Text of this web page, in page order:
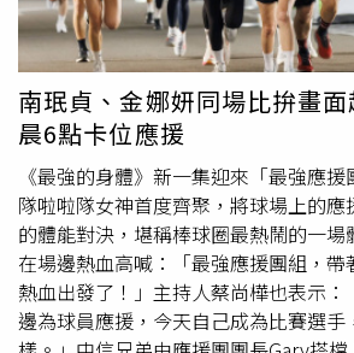
南珉貞、金娜妍同場比拚畫
晨6點卡位應援
《最強的身體》新一集迎來「最強應
隊啦啦隊女神首度齊聚，將球場上的
的體能對決，堪稱棒球圈最熱鬧的一
在場邊熱血高喊：「最強應援團組，
熱血出發了！」主持人蔡尚樺也表示
邊為球員應援，今天自己成為比賽選手